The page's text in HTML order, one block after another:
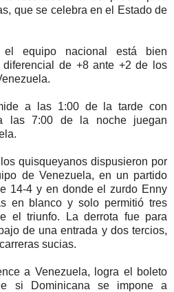
que se celebra en el Estado de
equipo nacional está bien
de +8 ante +2 de los
a las 1:00 de la tarde con
las 7:00 de la noche juegan
quisqueyanos dispusieron por
de Venezuela, en un partido
14-4 y en donde el zurdo Enny
en blanco y solo permitió tres
el triunfo. La derrota fue para
de una entrada y dos tercios,
sucias.
a Venezuela, logra el boleto
si Dominicana se impone a